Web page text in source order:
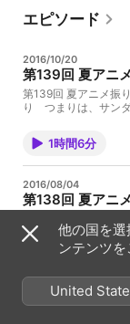
エピソード
2016/10/20
第139回 夏アニ
第139回 夏アニメ
り つまりは、サン
1時間6分
2016/08/04
第138回 夏アニメ
ります。こういう回
2016/07/03
他の国を選
ンテンツ
United